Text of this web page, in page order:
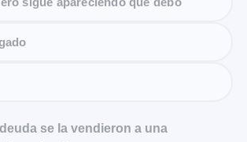
se la vendieron a una